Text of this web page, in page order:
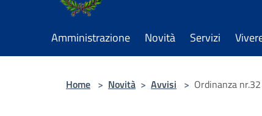
Amministrazione Novità Servizi
Home > Novità > Avvisi > Ordinanza